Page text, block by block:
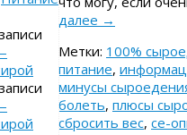
далее →
Метки: 100%
питание,
минусы
болеть, плюсы
сбросить вес, се-